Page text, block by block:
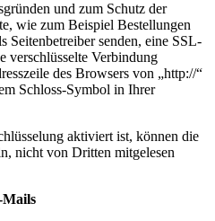
und zum Schutz der
wie zum Beispiel Bestellungen
Seitenbetreiber senden, eine SSL-
verschlüsselte Verbindung
des Browsers von „http://“
Schloss-Symbol in Ihrer
aktiviert ist, können die
nicht von Dritten mitgelesen
Mails